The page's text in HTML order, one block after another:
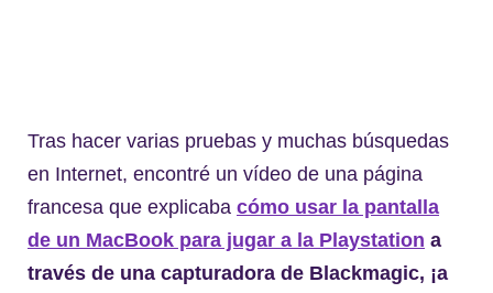
Tras hacer varias pruebas y muchas búsquedas
en Internet, encontré un vídeo de una página
francesa que explicaba cómo usar la pantalla
de un MacBook para jugar a la Playstation a
través de una capturadora de Blackmagic, ¡a